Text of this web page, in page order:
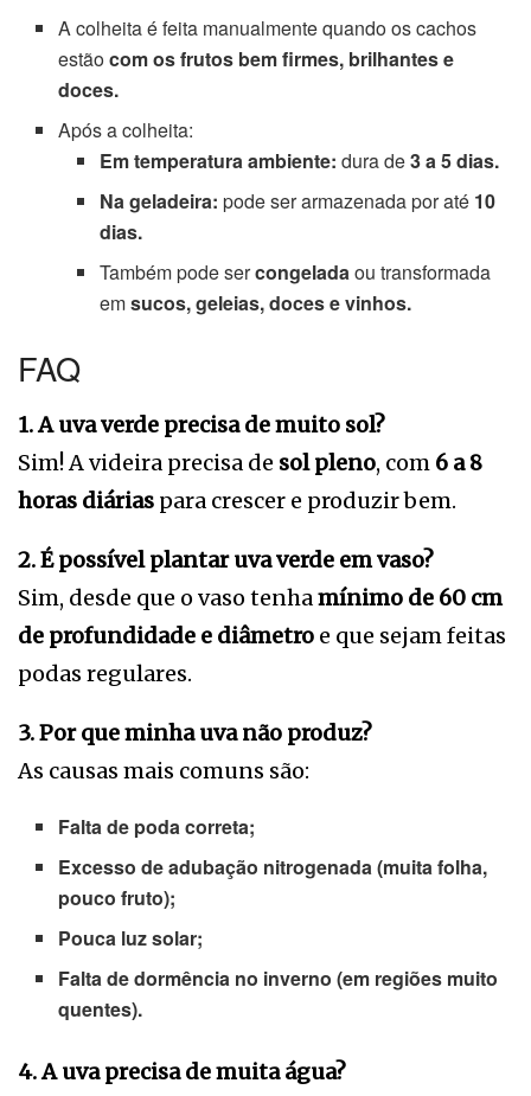
A colheita é feita manualmente quando os cachos
estãocom os frutos bem firmes, brilhantes e
doces.
Após a colheita:
Em temperatura ambiente: dura de3 a 5 dias.
Na geladeira: pode ser armazenada por até 10
dias.
Também pode sercongeladaou transformada
emsucos, geleias, doces e vinhos.
FAQ
1. A uva verde precisa de muito sol?
Sim! A videira precisa de sol pleno, com 6 a 8
horas diárias para crescer e produzir bem.
2. É possível plantar uva verde em vaso?
Sim, desde que o vaso tenha mínimo de 60 cm
de profundidade e diâmetro e que sejam feitas
podas regulares.
3. Por que minha uva não produz?
As causas mais comuns são:
Falta de poda correta;
Excesso de adubação nitrogenada (muita folha,
pouco fruto);
Pouca luz solar;
Falta de dormência no inverno (em regiões muito
quentes).
4. A uva precisa de muita água?